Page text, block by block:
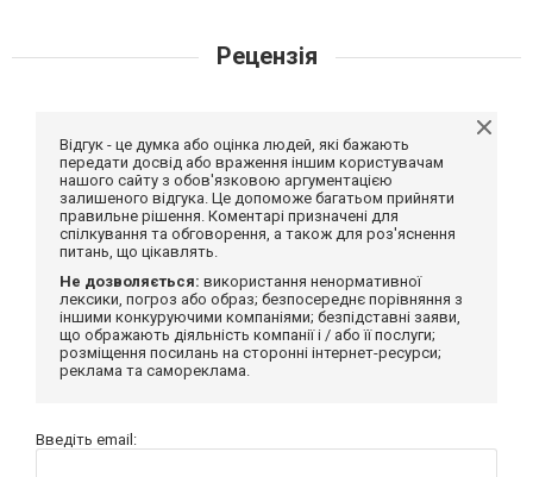
Рецензія
Відгук - це думка або оцінка людей, які бажають
передати досвід або враження іншим користувачам
нашого сайту з обов'язковою аргументацією
залишеного відгука. Це допоможе багатьом прийняти
правильне рішення. Коментарі призначені для
спілкування та обговорення, а також для роз'яснення
питань, що цікавлять.
Не дозволяється: використання ненормативної
лексики, погроз або образ; безпосереднє порівняння з
іншими конкуруючими компаніями; безпідставні заяви,
що ображають діяльність компанії і / або її послуги;
розміщення посилань на сторонні інтернет-ресурси;
реклама та самореклама.
Введіть email: